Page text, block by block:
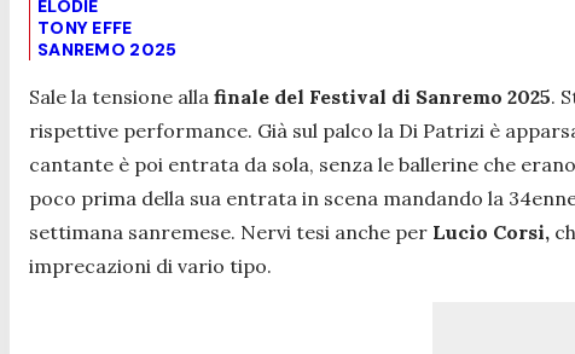
ELODIE
TONY EFFE
SANREMO 2025
Sale la tensione alla finale del Festival di Sanremo 2025.
rispettive performance. Già sul palco la Di Patrizi è
cantante è poi entrata da sola, senza le ballerine che
poco prima della sua entrata in scena mandando la
settimana sanremese. Nervi tesi anche per Lucio Corsi,
imprecazioni di vario tipo.